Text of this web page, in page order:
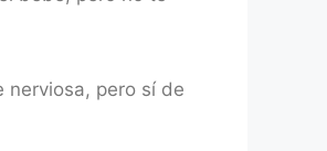
nerviosa, pero sí de